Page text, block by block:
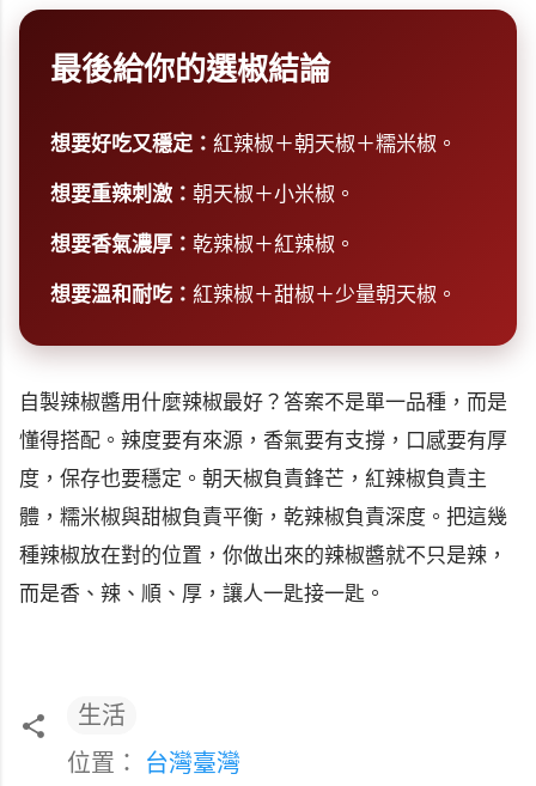
最後給你的選椒結論
想要好吃又穩定： 紅辣椒＋朝天椒＋糯米椒。
想要重辣刺激： 朝天椒＋小米椒。
想要香氣濃厚： 乾辣椒＋紅辣椒。
想要溫和耐吃： 紅辣椒＋甜椒＋少量朝天椒。
自製辣椒醬用什麼辣椒最好？答案不是單一品種，而是
懂得搭配。辣度要有來源，香氣要有支撐，口感要有厚
度，保存也要穩定。朝天椒負責鋒芒，紅辣椒負責主
體，糯米椒與甜椒負責平衡，乾辣椒負責深度。把這幾
種辣椒放在對的位置，你做出來的辣椒醬就不只是辣，
而是香、辣、順、厚，讓人一匙接一匙。
生活
位置： 台灣臺灣